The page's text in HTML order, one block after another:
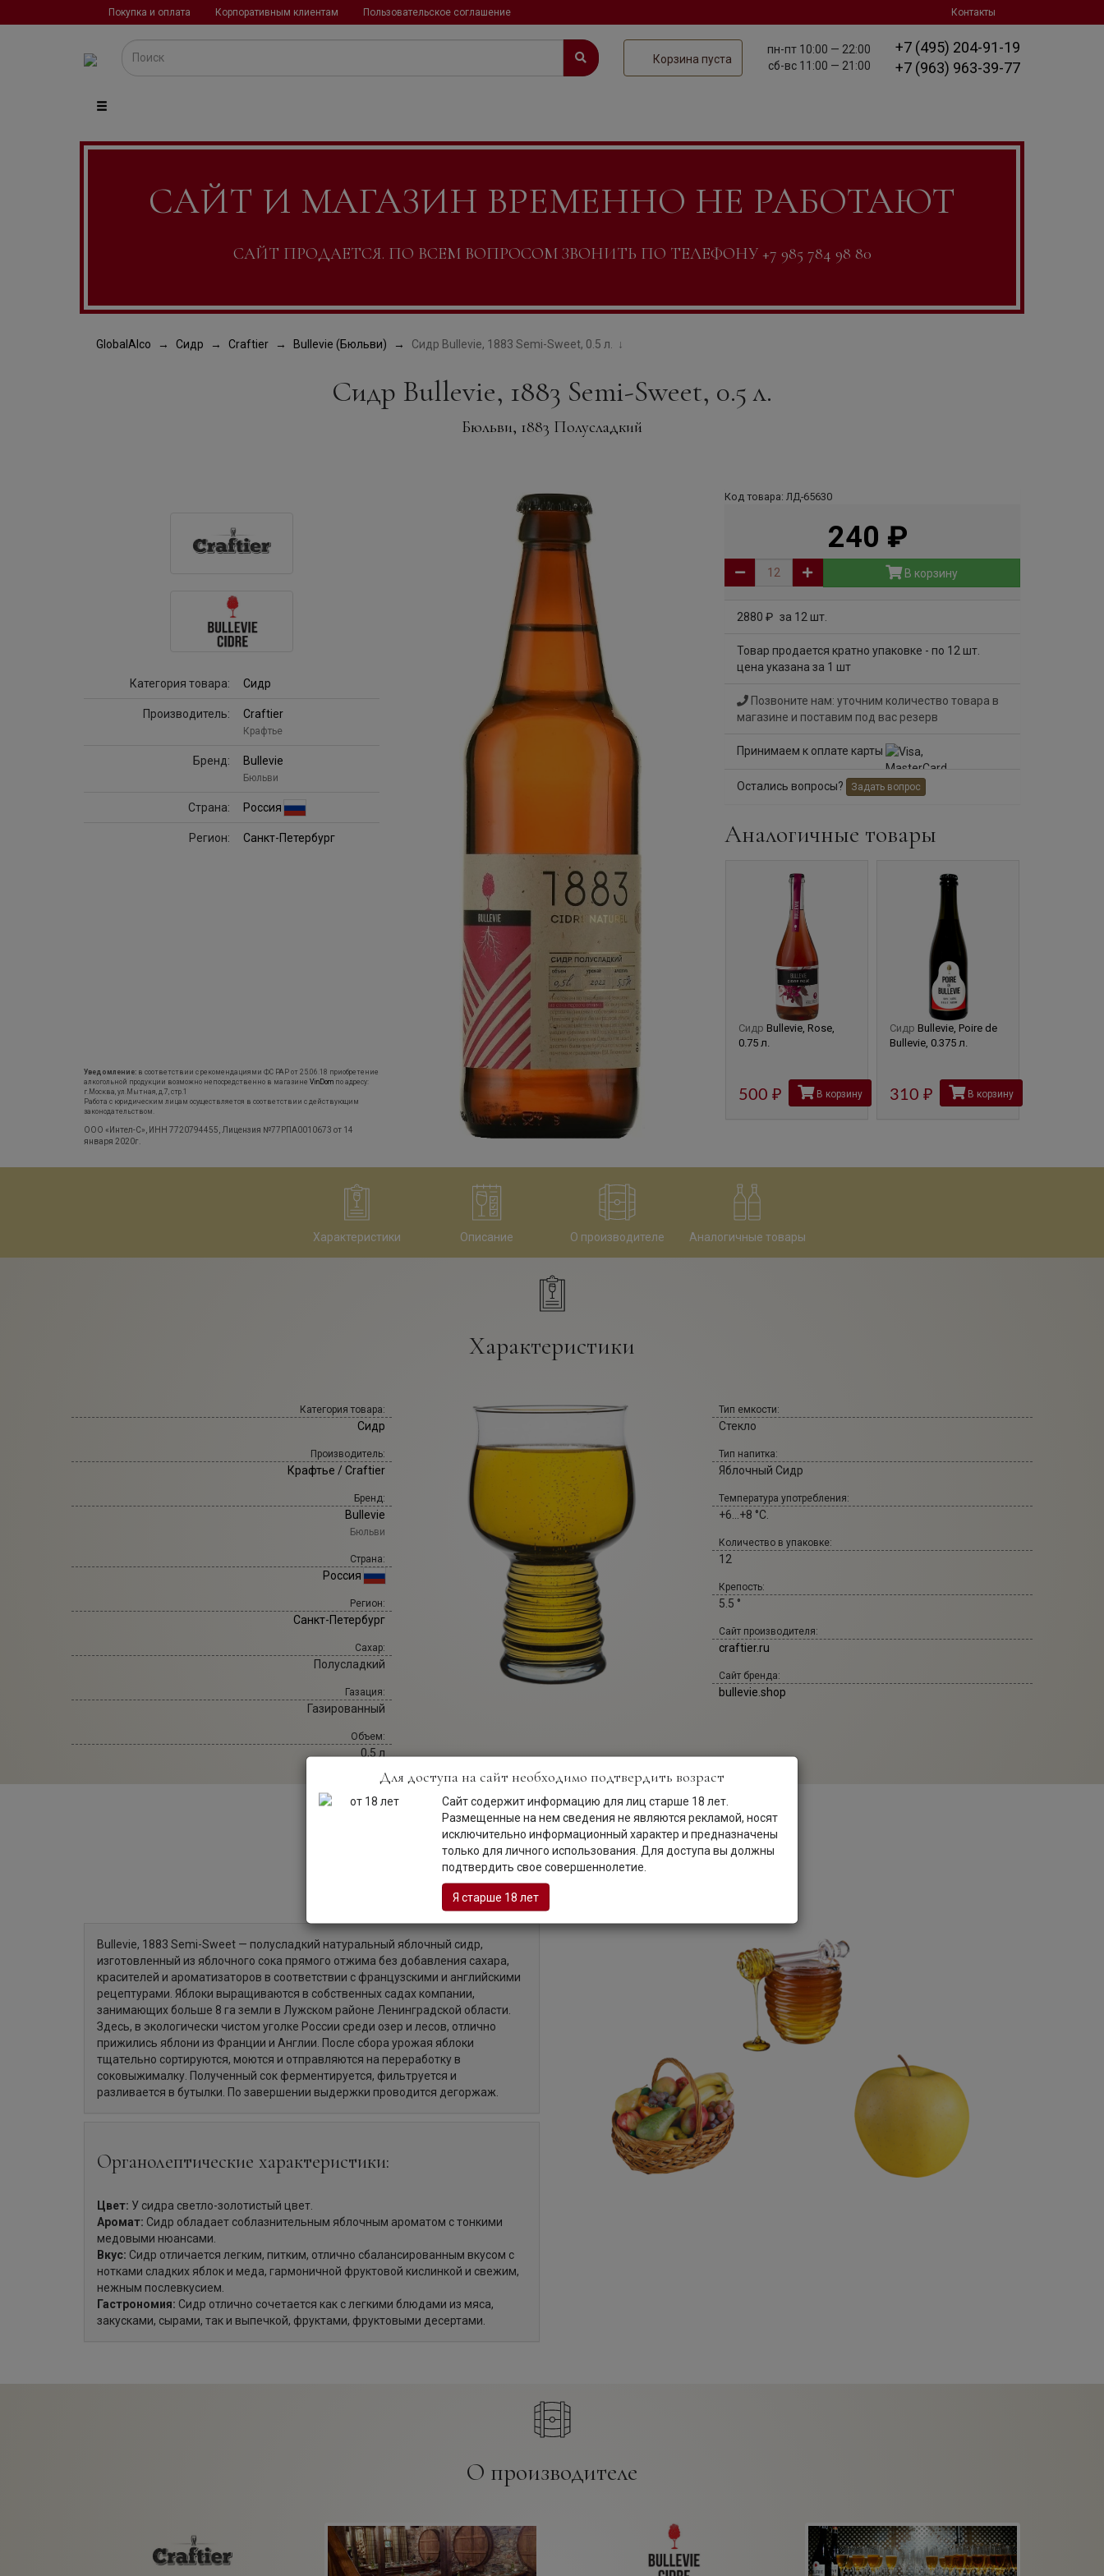
Покупка и оплата Корпоративным клиентам Пользовательское соглашение Контакты
Корзина пуста
пн-пт 10:00 — 22:00
сб-вс 11:00 — 21:00
+7 (495) 204-91-19
+7 (963) 963-39-77
САЙТ И МАГАЗИН ВРЕМЕННО НЕ РАБОТАЮТ
САЙТ ПРОДАЕТСЯ. ПО ВСЕМ ВОПРОСОМ ЗВОНИТЬ ПО ТЕЛЕФОНУ +7 985 784 98 80
GlobalAlco Сидр Craftier Bullevie (Бюльви) Сидр Bullevie, 1883 Semi-Sweet, 0.5 л.
Сидр Bullevie, 1883 Semi-Sweet, 0.5 л.
Бюльви, 1883 Полусладкий
Код товара: ЛД-65630
240
В корзину
2880 руб
за 12 шт.
Товар продается кратно упаковке - по 12 шт.
цена указана за 1 шт
Позвоните нам: уточним количество товара в
магазине и поставим под вас резерв
Принимаем к оплате карты
Остались вопросы? Задать вопрос
Аналогичные товары
СидрТоксовская
Сидрерия, Святой
Домкрат, Сухой, 0.5 л.
Уточните наличие и
Сидр Bullevie, Nemo,
0.45 л.
Уточните наличие и
Сидр Bullevie, Rose,
0.75 л.
500 рубВ корзину
Сидр Bullevie, Poire de
Bullevie, 0.375 л.
310 рубВ корзину
Категория товара: Сидр
Производитель: Craftier
Крафтье
Бренд: Bullevie
Бюльви
Страна: Россия
Регион: Санкт-Петербург
Уведомление: в соответствии с рекомендациями ФС РАР от 25.06.18 приобретение
алкогольной продукции возможно непосредственно в магазине VinDom по адресу:
г.Москва, ул.Мытная, д.7, стр.1
Работа с юридическим лицам осуществляется в соответствии с действующим
законодательством.
ООО «Интел-С», ИНН 7720794455, Лицензия №77РПА0010673 от 14
января 2020г.
Характеристики Описание О производителе Аналогичные товары
Характеристики
Категория товара:
Сидр
Производитель:
Крафтье / Craftier
Бренд:
Bullevie
Бюльви
Страна:
Россия
Регион:
Санкт-Петербург
Сахар:
Полусладкий
Газация:
Газированный
Объем:
0,5 л
Тип емкости:
Стекло
Тип напитка:
Яблочный Сидр
Температура употребления:
+6...+8 °С.
Количество в упаковке:
12
Крепость:
5.5 °
Сайт производителя:
craftier.ru
Сайт бренда:
bullevie.shop
Описание
Bullevie, 1883 Semi-Sweet — полусладкий натуральный яблочный сидр,
изготовленный из яблочного сока прямого отжима без добавления сахара,
красителей и ароматизаторов в соответствии с французскими и английскими
рецептурами. Яблоки выращиваются в собственных садах компании,
занимающих больше 8 га земли в Лужском районе Ленинградской области.
Здесь, в экологически чистом уголке России среди озер и лесов, отлично
прижились яблони из Франции и Англии. После сбора урожая яблоки
тщательно сортируются, моются и отправляются на переработку в
соковыжималку. Полученный сок ферментируется, фильтруется и
разливается в бутылки. По завершении выдержки проводится дегоржаж.
Органолептические характеристики:
Цвет: У сидра светло-золотистый цвет.
Аромат: Сидр обладает соблазнительным яблочным ароматом с тонкими
медовыми нюансами.
Вкус: Сидр отличается легким, питким, отлично сбалансированным вкусом с
нотками сладких яблок и меда, гармоничной фруктовой кислинкой и свежим,
нежным послевкусием.
Гастрономия: Сидр отлично сочетается как с легкими блюдами из мяса,
закусками, сырами, так и выпечкой, фруктами, фруктовыми десертами.
О производителе
Для доступа на сайт необходимо подтвердить возраст
Сайт содержит информацию для лиц старше 18 лет.
Размещенные на нем сведения не являются рекламой, носят
исключительно информационный характер и предназначены
только для личного использования. Для доступа вы должны
подтвердить свое совершеннолетие.
Я старше 18 лет